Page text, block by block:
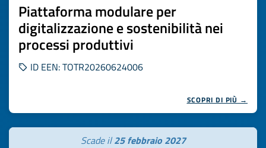
Piattaforma modulare per
digitalizzazione e sostenibilità nei
processi produttivi
ID EEN: TOTR20260624006
SCOPRI DI PIÙ →
Scade il25 febbraio 2027